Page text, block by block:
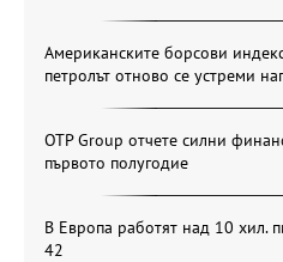
Американските борсови
петролът отново се устреми
OTP Group отчете силни
първото полугодие
В Европа работят над 10 хил.
42